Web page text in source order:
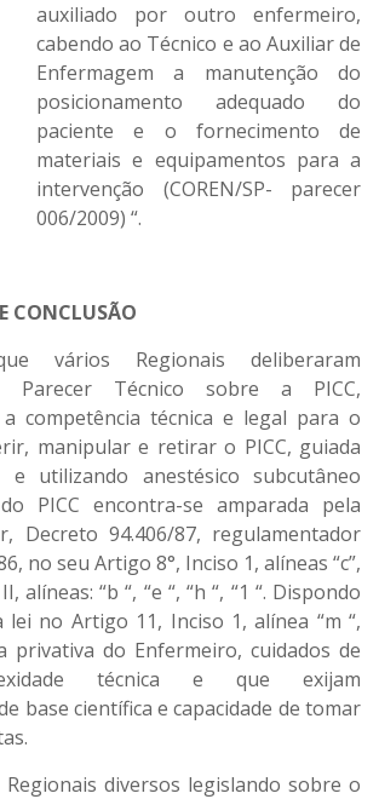
auxiliado por outro enfermeiro,
cabendo ao Técnico e ao Auxiliar de
Enfermagem a manutenção do
posicionamento adequado do
paciente e o fornecimento de
materiais e equipamentos para a
intervenção (COREN/SP- parecer
006/2009) “.
CONCLUSÃO
vários Regionais deliberaram
Parecer Técnico sobre a PICC,
competência técnica e legal para o
manipular e retirar o PICC, guiada
e utilizando anestésico subcutâneo
PICC encontra-se amparada pela
Decreto 94.406/87, regulamentador
no seu Artigo 8°, Inciso 1, alíneas “c”,
alíneas: “b “, “e “, “h “, “1 “. Dispondo
no Artigo 11, Inciso 1, alínea “m “,
privativa do Enfermeiro, cuidados de
técnica e que exijam
base científica e capacidade de tomar
diversos legislando sobre o